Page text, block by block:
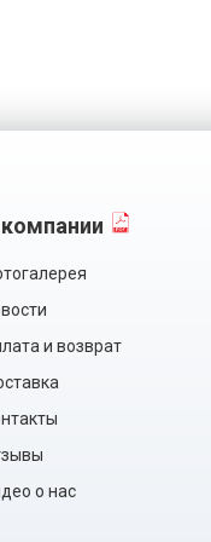
и возврат
о нас